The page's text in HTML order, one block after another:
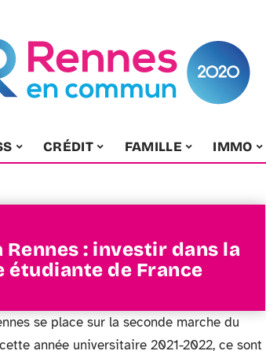
CRÉDIT FAMILLE IMMO
Rennes : investir dans la
étudiante de France
se place sur la seconde marche du
année universitaire 2021-2022, ce sont